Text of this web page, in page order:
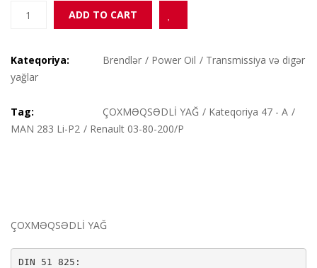
EP
2
quantity
ADD TO CART
Add to Wishlist
Kateqoriya: Brendlər / Power Oil / Transmissiya və digər
yağlar
Tag: ÇOXMƏQSƏDLİ YAĞ / Kateqoriya 47 - A /
MAN 283 Li-P2 / Renault 03-80-200/P
ÇOXMƏQSƏDLİ YAĞ
DIN 51 825: